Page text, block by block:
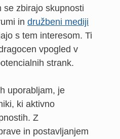
se zbirajo skupnosti
in družbeni mediji
s tem interesom. Ti
vpogled v
strank.
uporabljam, je
ki aktivno
Z
in postavljanjem